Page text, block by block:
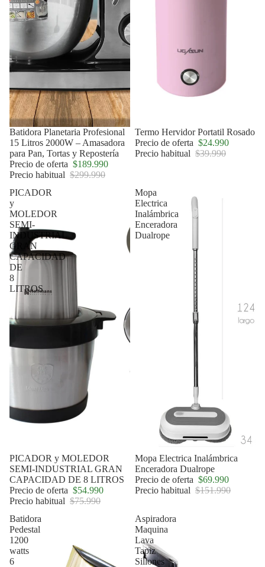
Agotado
Batidora Planetaria Profesional
15 Litros 2000W – Amasadora
para Pan, Tortas y Repostería
Precio de oferta $189.990
Precio habitual $299.990
Oferta
Termo Hervidor Portatil Rosado
Precio de oferta $24.990
Precio habitual $39.990
PICADOR
y
MOLEDOR
SEMI-
INDUSTRIAL
GRAN
CAPACIDAD
DE
8
LITROS
Oferta
PICADOR y MOLEDOR
SEMI-INDUSTRIAL GRAN
CAPACIDAD DE 8 LITROS
Precio de oferta $54.990
Precio habitual $75.990
Mopa
Electrica
Inalámbrica
Enceradora
Dualrope
Oferta
Mopa Electrica Inalámbrica
Enceradora Dualrope
Precio de oferta $69.990
Precio habitual $151.990
Batidora
Pedestal
1200
watts
6
Aspiradora
Maquina
Lava
Tapiz
Sillones